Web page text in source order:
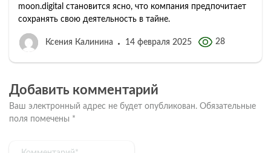
moon.digital становится ясно, что компания предпочитает
сохранять свою деятельность в тайне.
Ксения Калинина 14 февраля 2025 28
Добавить комментарий
Ваш электронный адрес не будет опубликован. Обязательные
поля помечены *